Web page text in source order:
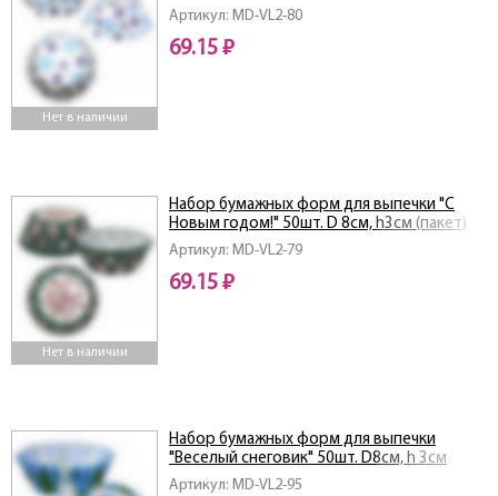
Нет в наличии
Артикул: MD-VL2-80
69.15 ₽
Нет в наличии
Артикул: MD-VL2-79
Набор бумажных форм для выпечки "С
Новым годом!" 50шт. D 8см, h3см (пакет)
NEW
69.15 ₽
Артикул: MD-VL2-95
Набор бумажных форм для выпечки
"Веселый снеговик" 50шт. D8см, h 3см
(пакет) NEW